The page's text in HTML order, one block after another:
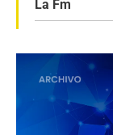
La Fm